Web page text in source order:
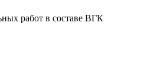
работ в составе ВГК